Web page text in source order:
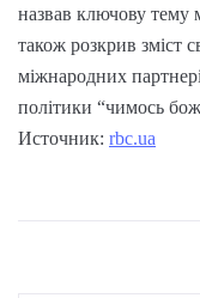
назвав ключову тему
також розкрив зміст
міжнародних
політики “чимось
Источник: rbc.ua